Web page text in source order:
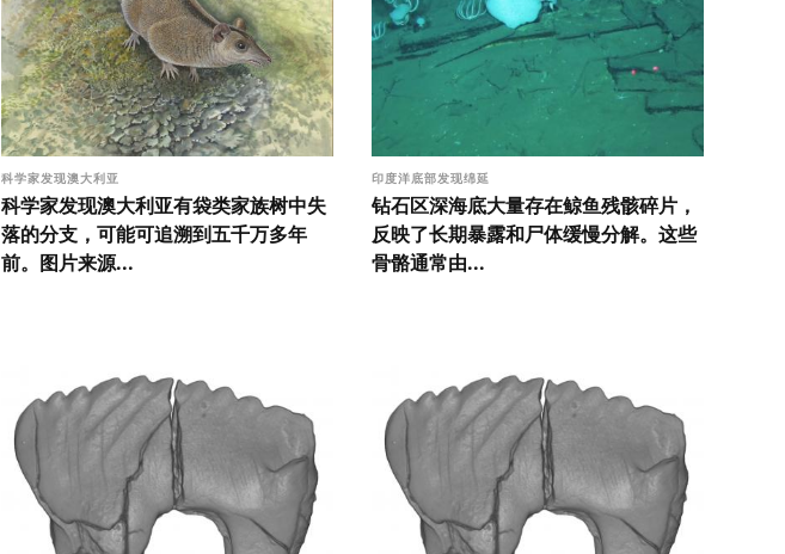
科学家发现澳大利亚
科学家发现澳大利亚有袋类家族树中失
落的分支，可能可追溯到五千万多年
前。图片来源...
印度洋底部发现绵延
钻石区深海底大量存在鲸鱼残骸碎片，
反映了长期暴露和尸体缓慢分解。这些
骨骼通常由...